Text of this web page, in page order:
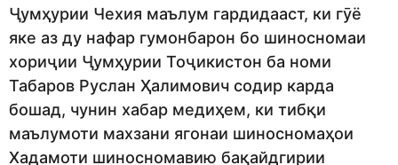
Ҷумҳурии Чехия маълум гардидааст, ки гӯё
яке аз ду нафар гумонбарон бо шиносномаи
хориҷии Ҷумҳурии Тоҷикистон ба номи
Табаров Руслан Ҳалимович содир карда
бошад, чунин хабар медиҳем, ки тибқи
маълумоти махзани ягонаи шиносномаҳои
Хадамоти шиносномавию бақайдгирии